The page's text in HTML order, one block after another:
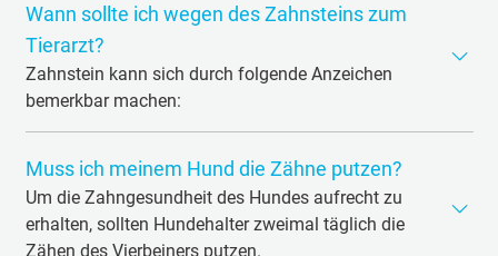
Speichelzusammensetzung des Hundes
Vorhandene Bakterien zur natürlichen Reinigung
Rasse
Futter
Bei Hunden mit starker Neigung zur Zahnsteinbildung
Wann sollte ich wegen des Zahnsteins zum
Tierarzt?
Zahnstein kann sich durch folgende Anzeichen
bemerkbar machen:
Zahnbeläge sind fest und lassen sich durch Putzen
nicht mehr entfernen
Ungewöhnliches Fressverhalten wie z.B. einseitiges
Muss ich meinem Hund die Zähne putzen?
Um die Zahngesundheit des Hundes aufrecht zu
erhalten, sollten Hundehalter zweimal täglich die
Zähen des Vierbeiners putzen.